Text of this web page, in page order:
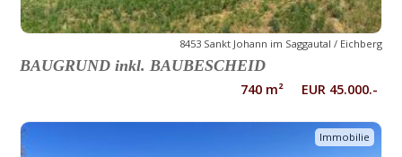
8453 Sankt Johann im Saggautal / Eichberg
BAUGRUND inkl. BAUBESCHEID
740 m² EUR 45.000.-
Immobilie